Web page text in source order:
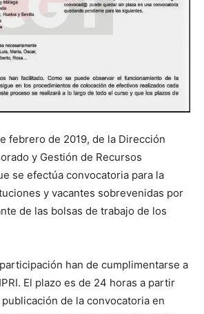
febrero de 2019, de la Dirección
y Gestión de Recursos
se efectúa convocatoria para la
y vacantes sobrevenidas por
de las bolsas de trabajo de los
han de cumplimentarse a
El plazo es de 24 horas a partir
de la convocatoria en